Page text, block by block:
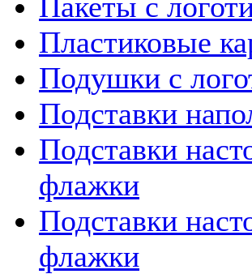
Пластиковые
Подушки с
Подставки
Подставки
флажки
Подставки
флажки